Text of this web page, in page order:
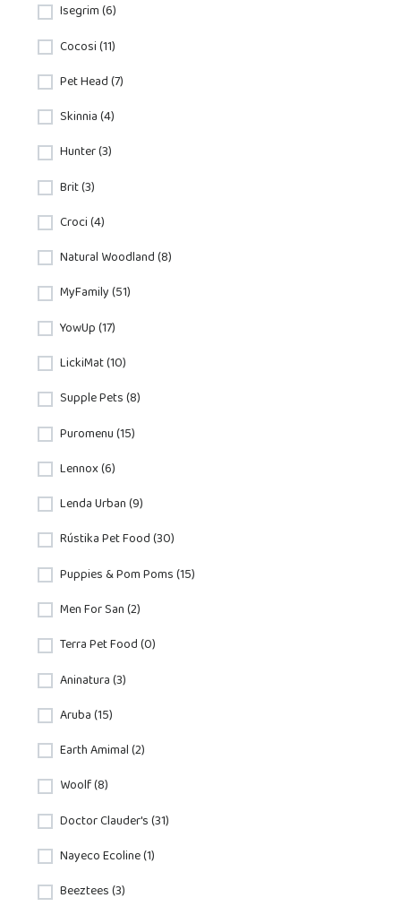
Isegrim (6)
Cocosi (11)
Pet Head (7)
Skinnia (4)
Hunter (3)
Brit (3)
Croci (4)
Natural Woodland (8)
MyFamily (51)
YowUp (17)
LickiMat (10)
Supple Pets (8)
Puromenu (15)
Lennox (6)
Lenda Urban (9)
Rústika Pet Food (30)
Puppies & Pom Poms (15)
Men For San (2)
Terra Pet Food (0)
Aninatura (3)
Aruba (15)
Earth Amimal (2)
Woolf (8)
Doctor Clauder's (31)
Nayeco Ecoline (1)
Beeztees (3)